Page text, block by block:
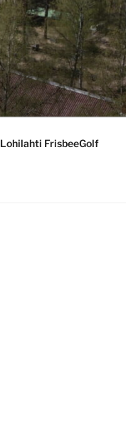
Lohilahti FrisbeeGolf